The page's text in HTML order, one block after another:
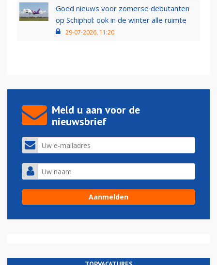
Goed nieuws voor zomerse debutanten
op Schiphol: ook in de winter alle ruimte
29-07-2026, 11:20
Meld u aan voor de
nieuwsbrief